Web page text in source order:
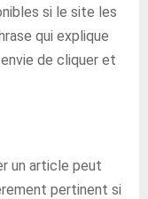
si le site les
qui explique
envie de cliquer et
un article peut
pertinent si